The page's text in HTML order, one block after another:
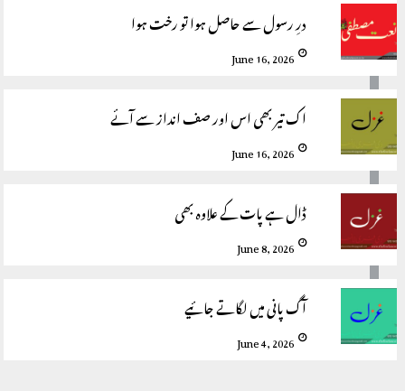
درِ رسول سے حاصل ہوا تو رخت ہوا
June 16, 2026
اک تیر بھی اس اور صف انداز سے آئے
June 16, 2026
ڈال ہے پات کے علاوہ بھی
June 8, 2026
آگ پانی میں لگاتے جائیے
June 4, 2026